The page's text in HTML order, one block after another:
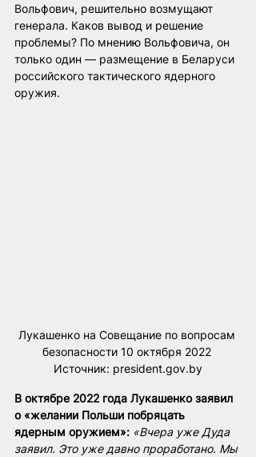
Вольфович, решительно возмущают
генерала. Каков вывод и решение
проблемы? По мнению Вольфовича, он
только один — размещение в Беларуси
российского тактического ядерного
оружия.
Лукашенко на Совещание по вопросам
безопасности 10 октября 2022
Источник: president.gov.by
В октябре 2022 года Лукашенко заявил
о «желании Польши побряцать
ядерным оружием»: «Вчера уже Дуда
заявил. Это уже давно проработано. Мы